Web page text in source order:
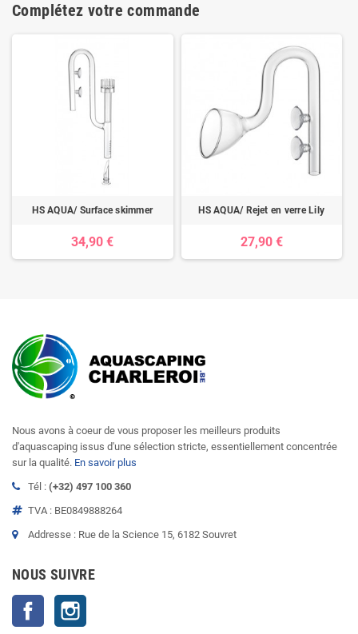
Complétez votre commande
HS AQUA/ Surface skimmer
34,90 €
HS AQUA/ Rejet en verre Lily
27,90 €
Nous avons à coeur de vous proposer les meilleurs produits
d'aquascaping issus d'une sélection stricte, essentiellement concentrée
sur la qualité. En savoir plus
Tél : (+32) 497 100 360
TVA : BE0849888264
Addresse : Rue de la Science 15, 6182 Souvret
NOUS SUIVRE
Facebook